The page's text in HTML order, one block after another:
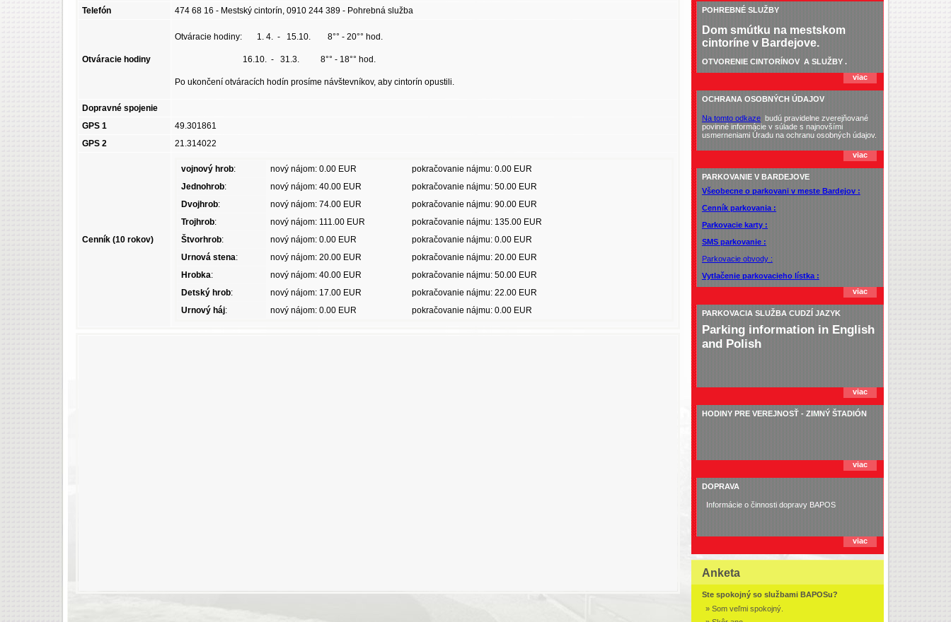
Telefón
474 68 16 - Mestský cintorín, 0910 244 389 - Pohrebná služba
Otváracie hodiny
Otváracie hodiny: 1. 4. - 15.10. 8°° - 20°° hod.
16.10. - 31.3. 8°° - 18°° hod.
Po ukončení otváracích hodín prosíme návštevníkov, aby cintorín opustili.
Dopravné spojenie
GPS 1
49.301861
GPS 2
21.314022
Cenník (10 rokov)
vojnový hrob: nový nájom: 0.00 EUR
pokračovanie nájmu: 0.00 EUR
Jednohrob: nový nájom: 40.00 EUR
pokračovanie nájmu: 50.00 EUR
Dvojhrob: nový nájom: 74.00 EUR
pokračovanie nájmu: 90.00 EUR
Trojhrob: nový nájom: 111.00 EUR
pokračovanie nájmu: 135.00 EUR
Štvorhrob: nový nájom: 0.00 EUR
pokračovanie nájmu: 0.00 EUR
Urnová stena: nový nájom: 20.00 EUR
pokračovanie nájmu: 20.00 EUR
Hrobka: nový nájom: 40.00 EUR
pokračovanie nájmu: 50.00 EUR
Detský hrob: nový nájom: 17.00 EUR
pokračovanie nájmu: 22.00 EUR
Urnový háj: nový nájom: 0.00 EUR pokračovanie nájmu: 0.00 EUR
POHREBNÉ SLUŽBY
Dom smútku na mestskom
cintoríne v Bardejove.
OTVORENIE CINTORÍNOVA SLUŽBY .
viac
OCHRANA OSOBNÝCH ÚDAJOV
Na tomto odkazebudú pravidelne zverejňované
povinné informácie v súlade s najnovšími
usmerneniami Úradu na ochranu osobných údajov.
viac
PARKOVANIE V BARDEJOVE
Všeobecne o parkovani v meste Bardejov :
Cenník parkovania :
Parkovacie karty :
SMS parkovanie :
Parkovacie obvody :
Vytlačenie parkovacieho lístka :
viac
PARKOVACIA SLUŽBA CUDZÍ JAZYK
Parking information in English
and Polish
viac
HODINY PRE VEREJNOSŤ - ZIMNÝ ŠTADIÓN
viac
DOPRAVA
Informácie o činnosti dopravy BAPOS
viac
Anketa
Ste spokojný so službami BAPOSu?
» Som veľmi spokojný.